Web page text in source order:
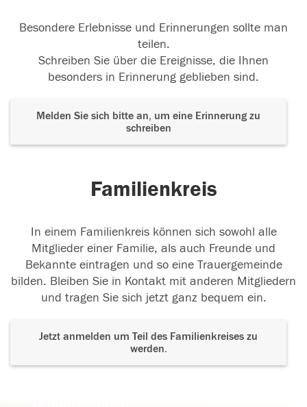
Besondere Erlebnisse und Erinnerungen sollte man
teilen.
Schreiben Sie über die Ereignisse, die Ihnen
besonders in Erinnerung geblieben sind.
Melden Sie sich bitte an, um eine Erinnerung zu
schreiben
Familienkreis
In einem Familienkreis können sich sowohl alle
Mitglieder einer Familie, als auch Freunde und
Bekannte eintragen und so eine Trauergemeinde
bilden. Bleiben Sie in Kontakt mit anderen Mitgliedern
und tragen Sie sich jetzt ganz bequem ein.
Jetzt anmelden um Teil des Familienkreises zu
werden.